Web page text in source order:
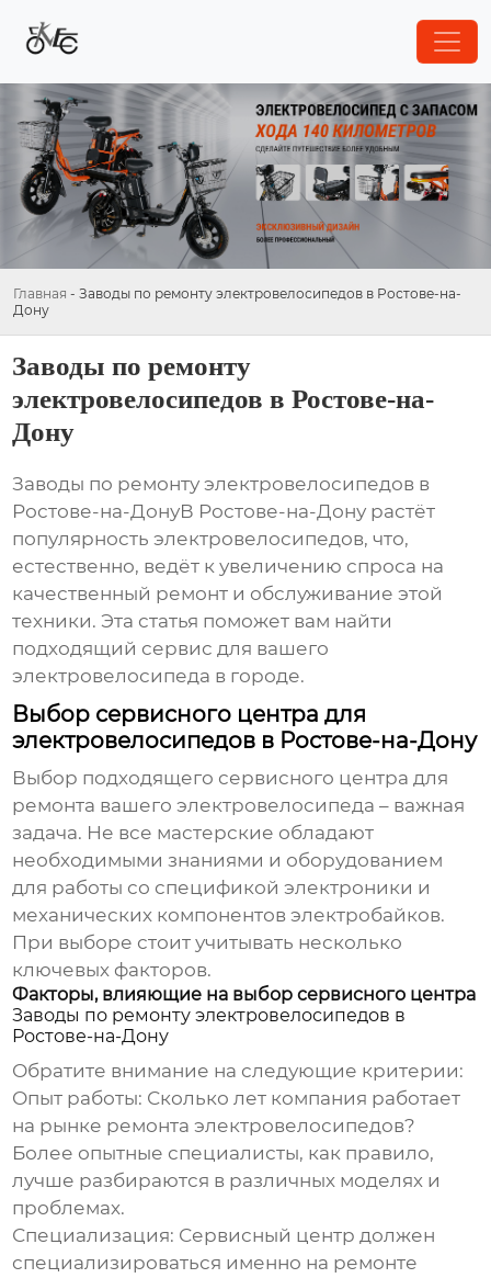
Главная - Заводы по ремонту электровелосипедов в Ростове-на-
Дону
Заводы по ремонту
электровелосипедов в Ростове-на-
Дону
Заводы по ремонту электровелосипедов в
Ростове-на-ДонуВ Ростове-на-Дону растёт
популярность электровелосипедов, что,
естественно, ведёт к увеличению спроса на
качественный ремонт и обслуживание этой
техники. Эта статья поможет вам найти
подходящий сервис для вашего
электровелосипеда в городе.
Выбор сервисного центра для
электровелосипедов в Ростове-на-Дону
Выбор подходящего сервисного центра для
ремонта вашего электровелосипеда – важная
задача. Не все мастерские обладают
необходимыми знаниями и оборудованием
для работы со спецификой электроники и
механических компонентов электробайков.
При выборе стоит учитывать несколько
ключевых факторов.
Факторы, влияющие на выбор сервисного центра
Заводы по ремонту электровелосипедов в
Ростове-на-Дону
Обратите внимание на следующие критерии:
Опыт работы: Сколько лет компания работает
на рынке ремонта электровелосипедов?
Более опытные специалисты, как правило,
лучше разбираются в различных моделях и
проблемах.
Специализация: Сервисный центр должен
специализироваться именно на ремонте